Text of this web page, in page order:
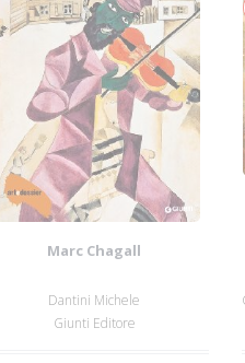
Marc Chagall
Dantini Michele
Giunti Editore